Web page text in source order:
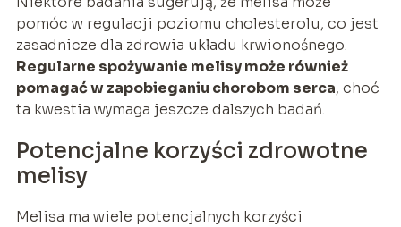
pomóc w regulacji poziomu cholesterolu, co jest
zasadnicze dla zdrowia układu krwionośnego.
Regularne spożywanie melisy może również
pomagać w zapobieganiu chorobom serca, choć
ta kwestia wymaga jeszcze dalszych badań.
Potencjalne korzyści zdrowotne
melisy
Melisa ma wiele potencjalnych korzyści